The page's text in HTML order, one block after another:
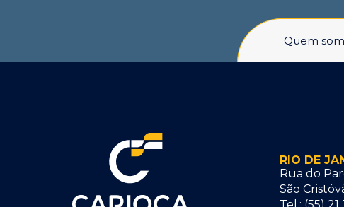
Quem
RIO DE
Rua do
São